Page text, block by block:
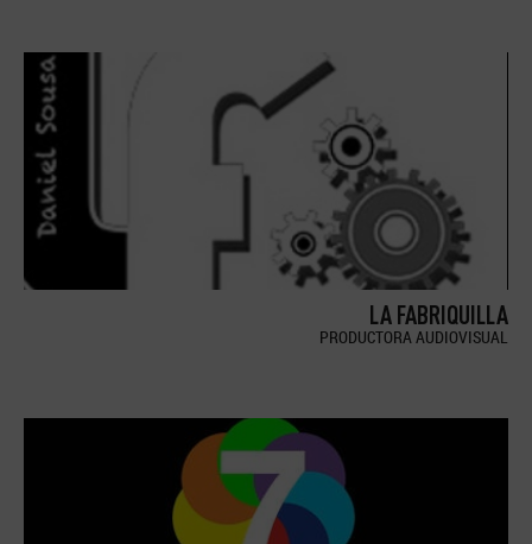
LA FABRIQUILLA
PRODUCTORA AUDIOVISUAL